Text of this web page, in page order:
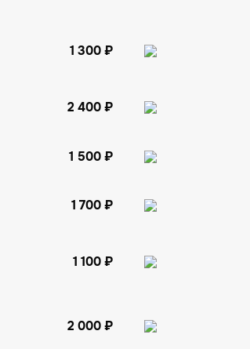
1 300 ₽
2 400 ₽
1 500 ₽
1 700 ₽
1 100 ₽
2 000 ₽